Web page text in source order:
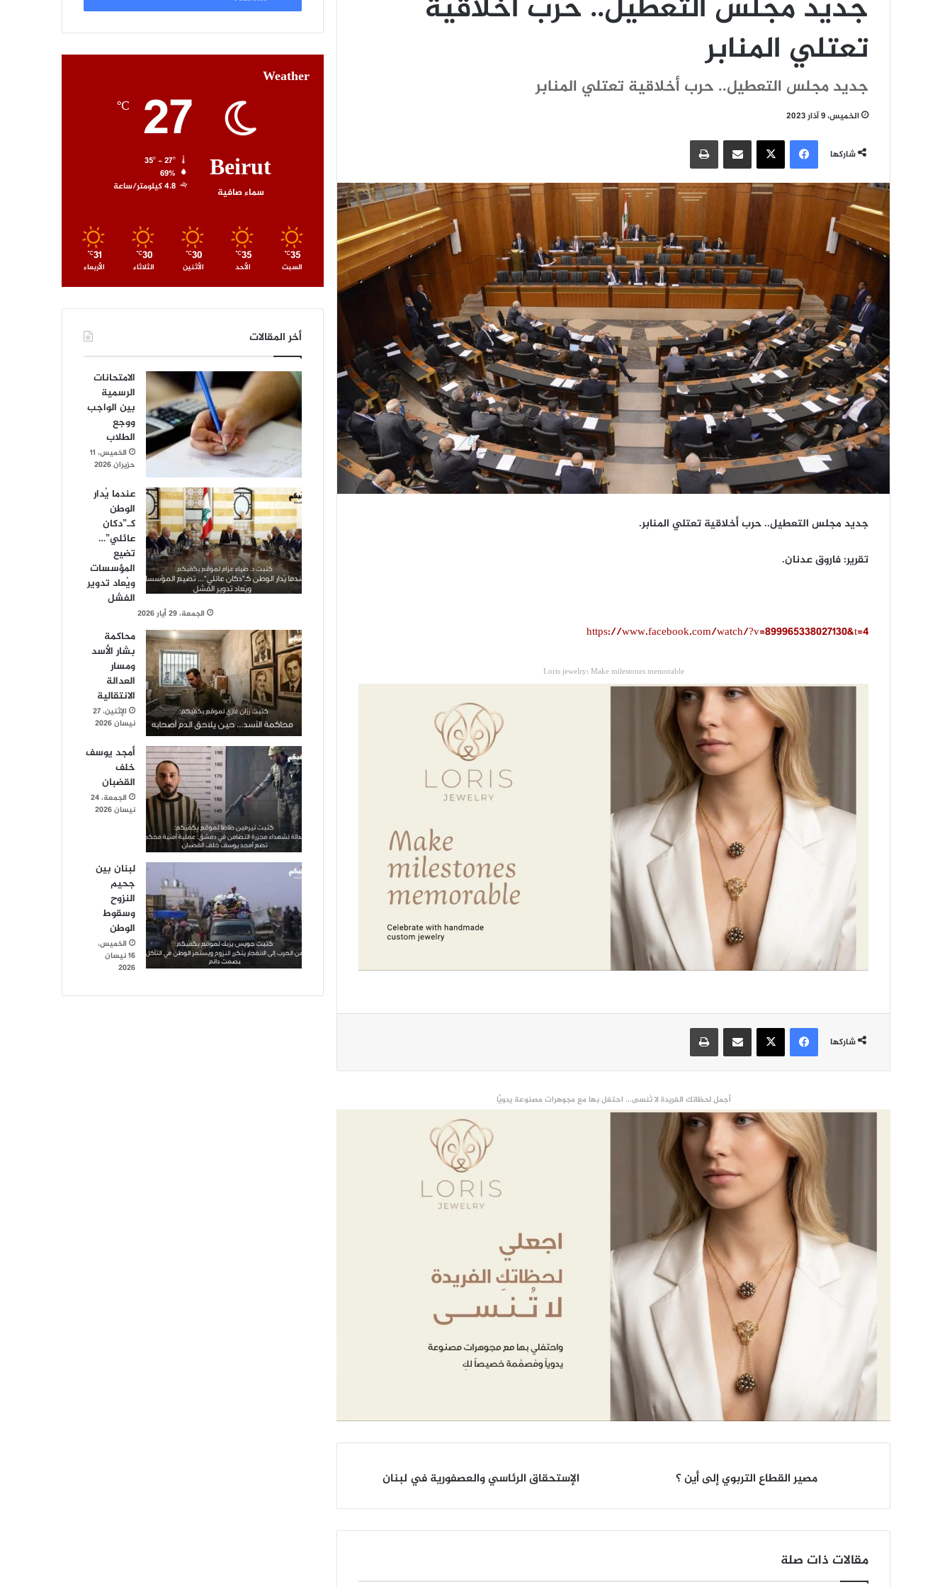
جديد مجلس التعطيل.. حرب أخلاقية
تعتلي المنابر
جديد مجلس التعطيل.. حرب أخلاقية تعتلي المنابر
الخميس، 9 آذار 2023
شاركها
فيسبوك‫X مشاركة عبر البريد طباعة
جديد مجلس التعطيل.. حرب أخلاقية تعتلي المنابر.
تقرير: فاروق عدنان.
https://www.facebook.com/watch/?v=899965338027130&t=4
Loris jewelry: Make milestones memorable
شاركها
فيسبوك‫X مشاركة عبر البريد طباعة
أجمل لحظاتك الفريدة لا تُنسى... احتفل بها مع مجوهرات مصنوعة يدويًّا
أين
مصير القطاع التربوي إلى أين ؟
الإستحقاق
الرئاسي
لبنان
الإستحقاق الرئاسي والعصفورية في لبنان
مقالات ذات صلة
Weather
Beirut
سماء صافية
27
℃
69%
4.8 كيلومتر/ساعة
35
℃
السبت
35
℃
الأحد
30
℃
الأثنين
30
℃
الثلاثاء
31
℃
الأربعاء
أخر المقالات
الامتحانات
الرسمية
بين الواجب
ووجع
الطلاب
الخميس، 11
حزيران 2026
عندما يُدار
الوطن
كـ”دكان
عائلي”…
تضيع
المؤسسات
ويُعاد تدوير
الفشل
الجمعة، 29 أيار 2026
محاكمة
بشار الأسد
ومسار
العدالة
الانتقالية
الإثنين، 27
نيسان 2026
أمجد يوسف
خلف
القضبان
الجمعة، 24
نيسان 2026
لبنان بين
جحيم
النزوح
وسقوط
الوطن
الخميس،
16 نيسان
2026